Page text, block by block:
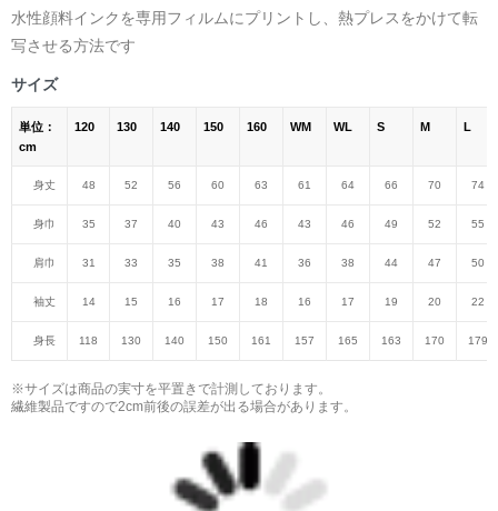
水性顔料インクを専用フィルムにプリントし、熱プレスをかけて転
写させる方法です
サイズ
単位：
cm
120 130 140 150 160 WM WL S M L
身丈 48 52 56 60 63 61 64 66 70 74
身巾 35 37 40 43 46 43 46 49 52 55
肩巾 31 33 35 38 41 36 38 44 47 50
袖丈 14 15 16 17 18 16 17 19 20 22
身長 118 130 140 150 161 157 165 163 170 179
※サイズは商品の実寸を平置きで計測しております。
繊維製品ですので2cm前後の誤差が出る場合があります。